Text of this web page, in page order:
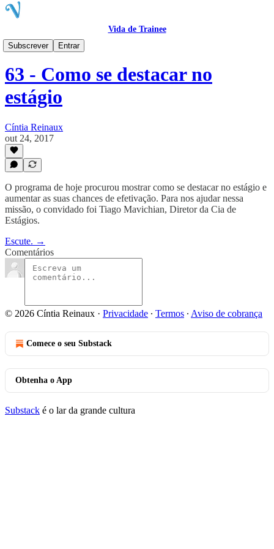
Vida de Trainee
Subscrever
Entrar
VTcast
63 - Como se destacar no
estágio
Cíntia Reinaux
out 24, 2017
O programa de hoje procurou mostrar como se destacar no estágio e
aumentar as suas chances de efetivação. Para nos ajudar nessa
missão, o convidado foi Tiago Mavichian, Diretor da Cia de
Estágios.
Escute. →
Comentários
© 2026 Cíntia Reinaux · Privacidade ∙ Termos ∙ Aviso de cobrança
Comece o seu Substack
Obtenha o App
Substack é o lar da grande cultura